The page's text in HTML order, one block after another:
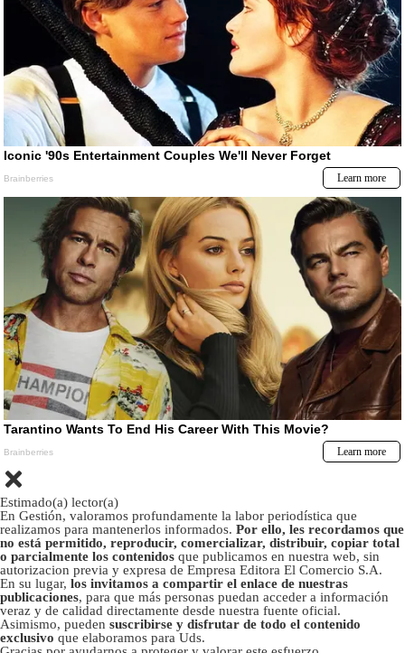
Estimado(a) lector(a)
En Gestión, valoramos profundamente la labor periodística que
realizamos para mantenerlos informados. Por ello, les recordamos que
no está permitido, reproducir, comercializar, distribuir, copiar total
o parcialmente los contenidos que publicamos en nuestra web, sin
autorizacion previa y expresa de Empresa Editora El Comercio S.A.
En su lugar, los invitamos a compartir el enlace de nuestras
publicaciones, para que más personas puedan acceder a información
veraz y de calidad directamente desde nuestra fuente oficial.
Asimismo, pueden suscribirse y disfrutar de todo el contenido
exclusivo que elaboramos para Uds.